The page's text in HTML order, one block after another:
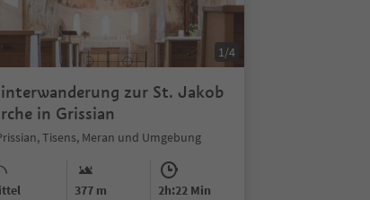
1/4
zur St. Jakob
in Grissian
Tisens, Meran und Umgebung
377 m 2h:22 Min